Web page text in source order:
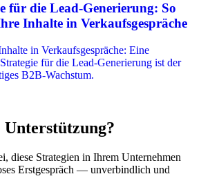
für die Lead-Generierung: So
Inhalte in Verkaufsgespräche
in Verkaufsgespräche: Eine
für die Lead-Generierung ist der
B2B-Wachstum.
Unterstützung?
diese Strategien in Ihrem Unternehmen
Erstgespräch — unverbindlich und